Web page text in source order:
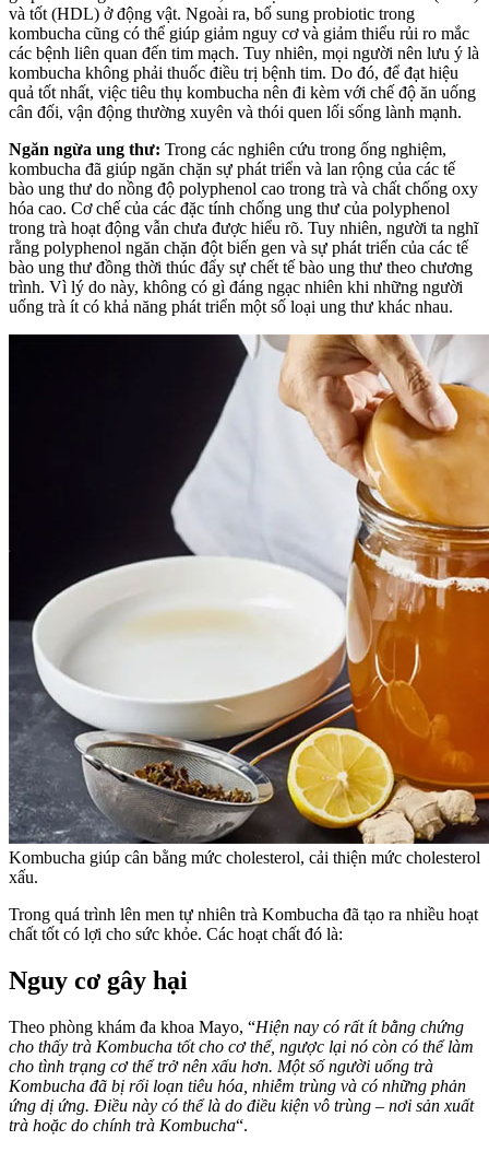
và tốt (HDL) ở động vật. Ngoài ra, bổ sung probiotic trong
kombucha cũng có thể giúp giảm nguy cơ và giảm thiểu rủi ro mắc
các bệnh liên quan đến tim mạch. Tuy nhiên, mọi người nên lưu ý là
kombucha không phải thuốc điều trị bệnh tim. Do đó, để đạt hiệu
quả tốt nhất, việc tiêu thụ kombucha nên đi kèm với chế độ ăn uống
cân đối, vận động thường xuyên và thói quen lối sống lành mạnh.
Ngăn ngừa ung thư: Trong các nghiên cứu trong ống nghiệm,
kombucha đã giúp ngăn chặn sự phát triển và lan rộng của các tế
bào ung thư do nồng độ polyphenol cao trong trà và chất chống oxy
hóa cao. Cơ chế của các đặc tính chống ung thư của polyphenol
trong trà hoạt động vẫn chưa được hiểu rõ. Tuy nhiên, người ta nghĩ
rằng polyphenol ngăn chặn đột biến gen và sự phát triển của các tế
bào ung thư đồng thời thúc đẩy sự chết tế bào ung thư theo chương
trình. Vì lý do này, không có gì đáng ngạc nhiên khi những người
uống trà ít có khả năng phát triển một số loại ung thư khác nhau.
Kombucha giúp cân bằng mức cholesterol, cải thiện mức cholesterol
xấu.
Trong quá trình lên men tự nhiên trà Kombucha đã tạo ra nhiều hoạt
chất tốt có lợi cho sức khỏe. Các hoạt chất đó là:
Nguy cơ gây hại
Theo phòng khám đa khoa Mayo, “Hiện nay có rất ít bằng chứng
cho thấy trà Kombucha tốt cho cơ thể, ngược lại nó còn có thể làm
cho tình trạng cơ thể trở nên xấu hơn. Một số người uống trà
Kombucha đã bị rối loạn tiêu hóa, nhiễm trùng và có những phản
ứng dị ứng. Điều này có thể là do điều kiện vô trùng – nơi sản xuất
trà hoặc do chính trà Kombucha“.